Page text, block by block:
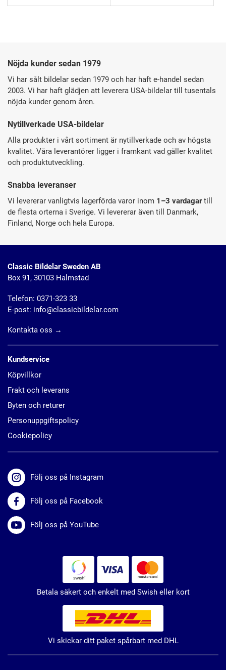
Nöjda kunder sedan 1979
Vi har sålt bildelar sedan 1979 och har haft e-handel sedan
2003. Vi har haft glädjen att leverera USA-bildelar till tusentals
nöjda kunder genom åren.
Nytillverkade USA-bildelar
Alla produkter i vårt sortiment är nytillverkade och av högsta
kvalitet. Våra leverantörer ligger i framkant vad gäller kvalitet
och produktutveckling.
Snabba leveranser
Vi levererar vanligtvis lagerförda varor inom 1–3 vardagartill
de flesta orterna i Sverige. Vi levererar även till Danmark,
Finland, Norge och hela Europa.
Classic Bildelar Sweden AB
Box 91, 30103 Halmstad
Telefon: 0371-323 33
E-post: info@classicbildelar.com
Kontakta oss →
Kundservice
Köpvillkor
Frakt och leverans
Byten och returer
Personuppgiftspolicy
Cookiepolicy
Följ oss på Instagram
Följ oss på Facebook
Följ oss på YouTube
Betala säkert och enkelt med Swish eller kort
Vi skickar ditt paket spårbart med DHL